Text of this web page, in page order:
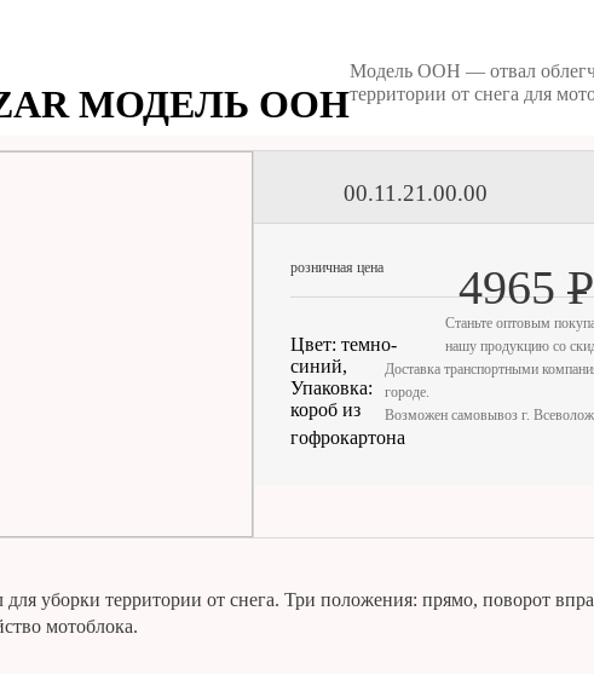
МОДЕЛЬ ООН
Модель ООН — отвал
территории от снега для
00.11.21.00.00
розничная цена 4965Р
Станьте оптовым
нашу продукцию со
Доставка транспортными
городе.
Возможен самовывоз г.
Цвет: темно-
синий,
Упаковка:
короб из
гофрокартона
уборки территории от снега. Три положения: прямо, поворот
мотоблока.